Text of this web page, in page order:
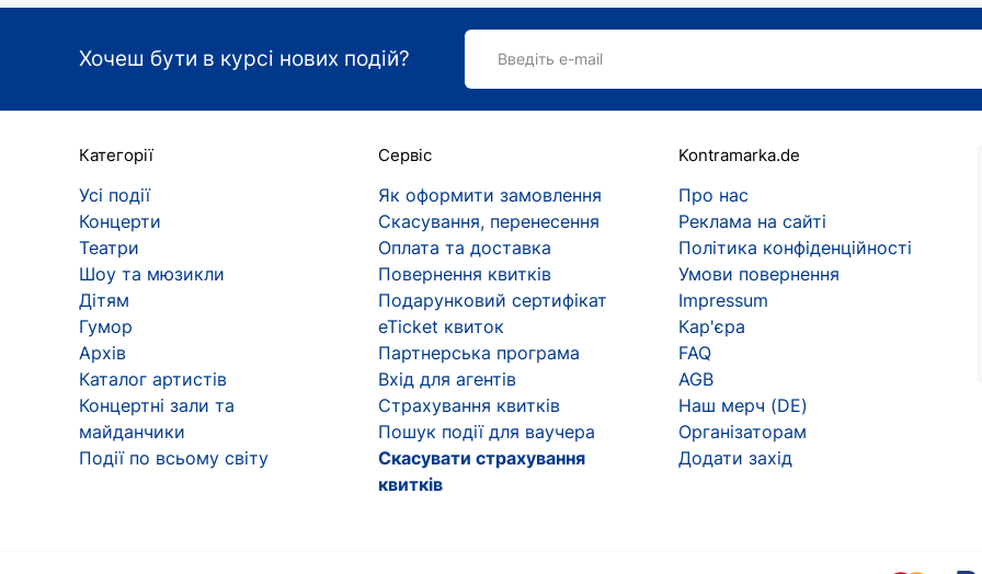
Хочеш бути в курсі нових подій? Введіть e-mail
Категорії
Усі події
Концерти
Театри
Шоу та мюзикли
Дітям
Гумор
Архів
Каталог артистів
Концертні зали та
майданчики
Події по всьому світу
Сервіс
Як оформити замовлення
Скасування, перенесення
Оплата та доставка
Повернення квитків
Подарунковий сертифікат
eTicket квиток
Партнерська програма
Вхід для агентів
Страхування квитків
Пошук події для ваучера
Скасувати страхування
квитків
Kontramarka.de
Про нас
Реклама на сайті
Політика конфіденційності
Умови повернення
Impressum
Кар'єра
FAQ
AGB
Наш мерч (DE)
Організаторам
Додати захід